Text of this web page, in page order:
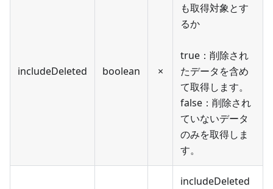
includeDeleted boolean ×
も取得対象とす
るか
true：削除され
たデータを含め
て取得します。
false：削除され
ていないデータ
のみを取得しま
す。
includeDeleted